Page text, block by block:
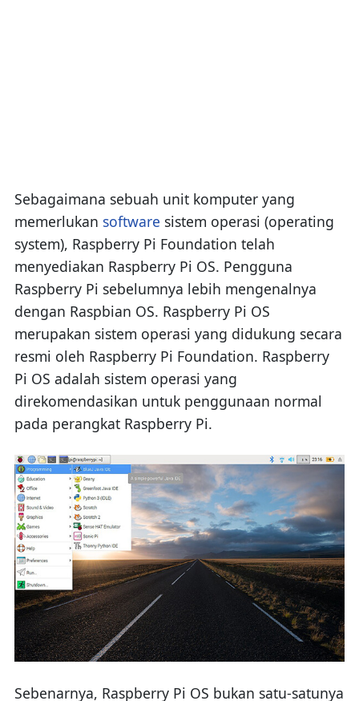
Sebagaimana sebuah unit komputer yang
memerlukan software sistem operasi (operating
system), Raspberry Pi Foundation telah
menyediakan Raspberry Pi OS. Pengguna
Raspberry Pi sebelumnya lebih mengenalnya
dengan Raspbian OS. Raspberry Pi OS
merupakan sistem operasi yang didukung secara
resmi oleh Raspberry Pi Foundation. Raspberry
Pi OS adalah sistem operasi yang
direkomendasikan untuk penggunaan normal
pada perangkat Raspberry Pi.
Sebenarnya, Raspberry Pi OS bukan satu-satunya